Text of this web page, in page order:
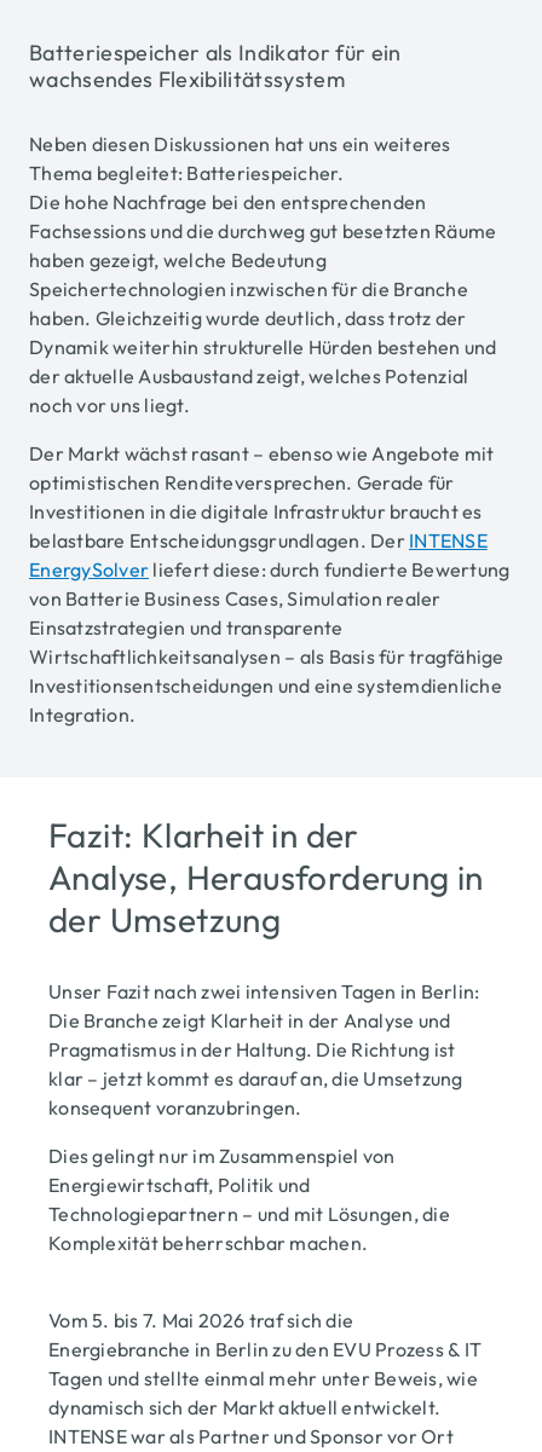
Batteriespeicher als Indikator für ein
wachsendes Flexibilitätssystem
Neben diesen Diskussionen hat uns ein weiteres
Thema begleitet: Batteriespeicher.
Die hohe Nachfrage bei den entsprechenden
Fachsessions und die durchweg gut besetzten Räume
haben gezeigt, welche Bedeutung
Speichertechnologien inzwischen für die Branche
haben. Gleichzeitig wurde deutlich, dass trotz der
Dynamik weiterhin strukturelle Hürden bestehen und
der aktuelle Ausbaustand zeigt, welches Potenzial
noch vor uns liegt.
Der Markt wächst rasant – ebenso wie Angebote mit
optimistischen Renditeversprechen. Gerade für
Investitionen in die digitale Infrastruktur braucht es
belastbare Entscheidungsgrundlagen. Der INTENSE
EnergySolver liefert diese: durch fundierte Bewertung
von Batterie Business Cases, Simulation realer
Einsatzstrategien und transparente
Wirtschaftlichkeitsanalysen – als Basis für tragfähige
Investitionsentscheidungen und eine systemdienliche
Integration.
Fazit: Klarheit in der
Analyse, Herausforderung in
der Umsetzung
Unser Fazit nach zwei intensiven Tagen in Berlin:
Die Branche zeigt Klarheit in der Analyse und
Pragmatismus in der Haltung. Die Richtung ist
klar – jetzt kommt es darauf an, die Umsetzung
konsequent voranzubringen.
Dies gelingt nur im Zusammenspiel von
Energiewirtschaft, Politik und
Technologiepartnern – und mit Lösungen, die
Komplexität beherrschbar machen.
Vom 5. bis 7. Mai 2026 traf sich die
Energiebranche in Berlin zu den EVU Prozess & IT
Tagen und stellte einmal mehr unter Beweis, wie
dynamisch sich der Markt aktuell entwickelt.
INTENSE war als Partner und Sponsor vor Ort